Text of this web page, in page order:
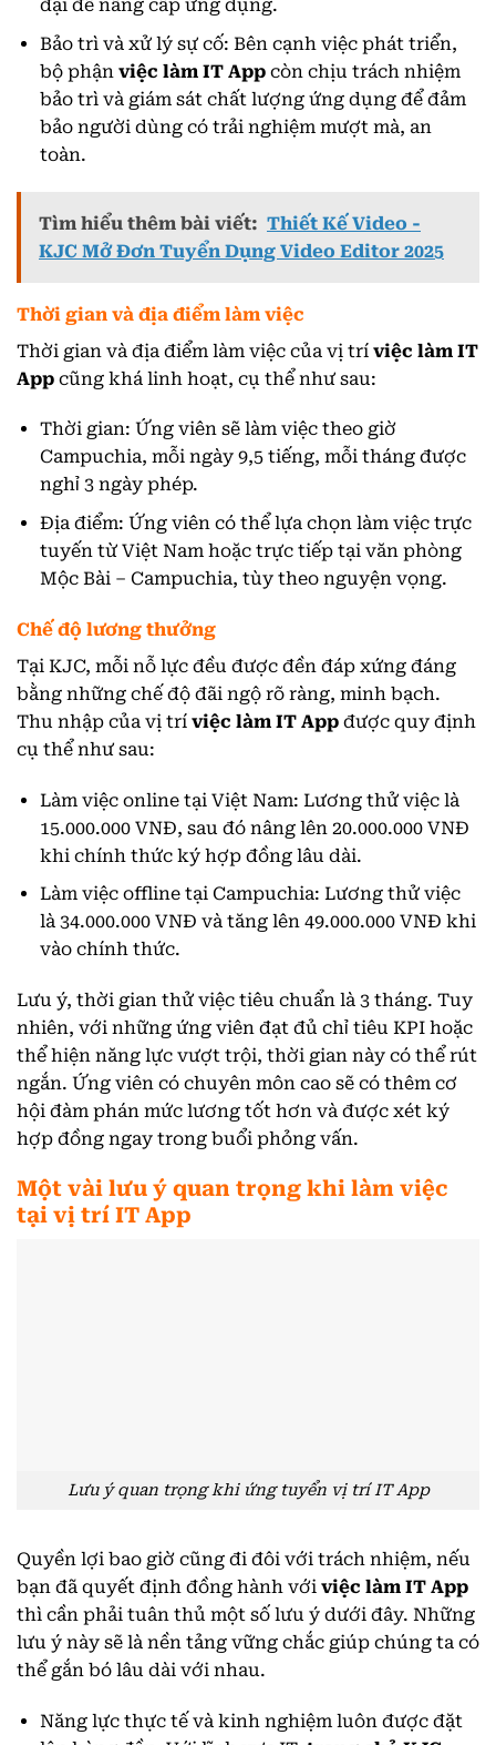
đại để nâng cấp ứng dụng.
Bảo trì và xử lý sự cố: Bên cạnh việc phát triển,
bộ phận việc làm IT Appcòn chịu trách nhiệm
bảo trì và giám sát chất lượng ứng dụng để đảm
bảo người dùng có trải nghiệm mượt mà, an
toàn.
Tìm hiểu thêm bài viết: Thiết Kế Video -
KJC Mở Đơn Tuyển Dụng Video Editor 2025
Thời gian và địa điểm làm việc
Thời gian và địa điểm làm việc của vị trí việc làm IT
App cũng khá linh hoạt, cụ thể như sau:
Thời gian: Ứng viên sẽ làm việc theo giờ
Campuchia, mỗi ngày 9,5 tiếng, mỗi tháng được
nghỉ 3 ngày phép.
Địa điểm: Ứng viên có thể lựa chọn làm việc trực
tuyến từ Việt Nam hoặc trực tiếp tại văn phòng
Mộc Bài – Campuchia, tùy theo nguyện vọng.
Chế độ lương thưởng
Tại KJC, mỗi nỗ lực đều được đền đáp xứng đáng
bằng những chế độ đãi ngộ rõ ràng, minh bạch.
Thu nhập của vị trí việc làm IT App được quy định
cụ thể như sau:
Làm việc online tại Việt Nam: Lương thử việc là
15.000.000 VNĐ, sau đó nâng lên 20.000.000 VNĐ
khi chính thức ký hợp đồng lâu dài.
Làm việc offline tại Campuchia: Lương thử việc
là 34.000.000 VNĐ và tăng lên 49.000.000 VNĐ khi
vào chính thức.
Lưu ý, thời gian thử việc tiêu chuẩn là 3 tháng. Tuy
nhiên, với những ứng viên đạt đủ chỉ tiêu KPI hoặc
thể hiện năng lực vượt trội, thời gian này có thể rút
ngắn. Ứng viên có chuyên môn cao sẽ có thêm cơ
hội đàm phán mức lương tốt hơn và được xét ký
hợp đồng ngay trong buổi phỏng vấn.
Một vài lưu ý quan trọng khi làm việc
tại vị trí IT App
Lưu ý quan trọng khi ứng tuyển vị trí IT App
Quyền lợi bao giờ cũng đi đôi với trách nhiệm, nếu
bạn đã quyết định đồng hành với việc làm IT App
thì cần phải tuân thủ một số lưu ý dưới đây. Những
lưu ý này sẽ là nền tảng vững chắc giúp chúng ta có
thể gắn bó lâu dài với nhau.
Năng lực thực tế và kinh nghiệm luôn được đặt